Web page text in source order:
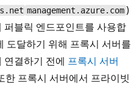
management.azure.com)
블릭 엔드포인트를 사용합
도달하기 위해 프록시 서버를
결하기 전에 프록시 서버
한 프록시 서버에서 프라이빗